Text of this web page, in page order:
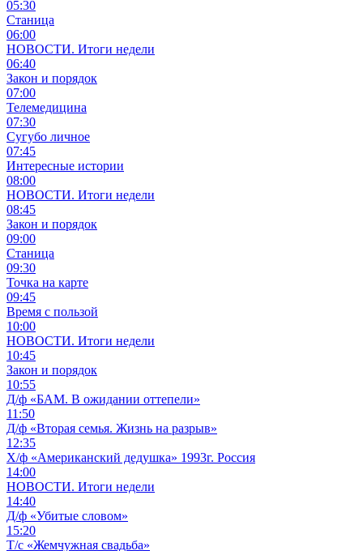
05:30
Станица
06:00
НОВОСТИ. Итоги недели
06:40
Закон и порядок
07:00
Телемедицина
07:30
Сугубо личное
07:45
Интересные истории
08:00
НОВОСТИ. Итоги недели
08:45
Закон и порядок
09:00
Станица
09:30
Точка на карте
09:45
Время с пользой
10:00
НОВОСТИ. Итоги недели
10:45
Закон и порядок
10:55
Д/ф «БАМ. В ожидании оттепели»
11:50
Д/ф «Вторая семья. Жизнь на разрыв»
12:35
Х/ф «Американский дедушка» 1993г. Россия
14:00
НОВОСТИ. Итоги недели
14:40
Д/ф «Убитые словом»
15:20
Т/с «Жемчужная свадьба»